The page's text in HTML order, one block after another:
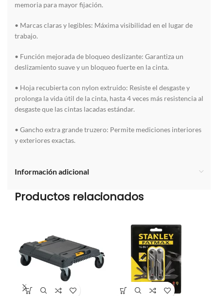
memoria para mayor fijación.
• Marcas claras y legibles: Máxima visibilidad en el lugar de
trabajo.
• Función mejorada de bloqueo deslizante: Garantiza un
deslizamiento suave y un bloqueo fuerte en la cinta.
• Hoja recubierta con nylon extruido: Resiste el desgaste y
prolonga la vida útil de la cinta, hasta 4 veces más resistencia al
desgaste que las cintas lacadas estándar.
• Gancho extra grande truzero: Permite mediciones interiores
y exteriores exactas.
Información adicional
Productos relacionados